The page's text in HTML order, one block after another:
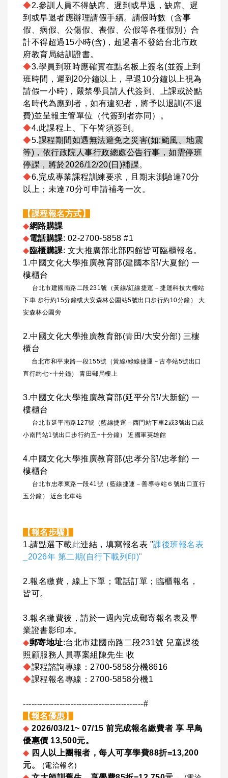
◆2.參訓人員不得缺席、遲到或早退，缺席、遲
到或早退者應辦理請假手續。請假時數（含事
假、病假、公傷假、喪假、公假等各種假別）合
計不得超過15小時(含)，超過者不發給台北市政
府教育局結訓證書。
◆3.學員到班時應確實在點名板上簽名(並簽上到
班時間，遲到20分鐘以上，早退10分鐘以上視為
請假一小時)，嚴禁學員請人代簽到、上課或於點
名時代為應到者，如有違犯者，將予以退訓(不退
費)並呈報主管單位（代簽到者亦同）。
◆4.此課程上、下午皆須簽到。
◆5.課程期間如遇無法避免之災害(如:颱風、地震
等)，依行政院人事行政總處公告行事，如需停班
停課，將於2026/12/20(日)補課。
◆6.完成專業課程訓練要求，且期末測驗達70分
以上；未達70分可申請補考一次。
【課程報名方式】
◆網路購課
◆電話購課: 02-2700-5858 #1
◆臨櫃購課: 文大推廣部北部四館皆可臨櫃報名。
1.中國文化大學推廣教育部(建國本部/大夏館) 一
樓櫃台
台北市建國南路二段231號（黃線/紅線捷運－捷運科技大樓站
下車 步行約15分鐘或大安森林公園站5號出口步行約10分鐘） 大
安森林公園旁
2.中國文化大學推廣教育部(青田/大安分部) 三樓
櫃台
台北市和平東路一段155號（黃線/綠線捷運－古亭站5號出口
直行約七~十分鐘） 青田郵局樓上
3.中國文化大學推廣教育部(延平分部/大新館) 一
樓櫃台
台北市延平南路127號（藍線捷運－西門站下車2或3號出口或
小南門站1號出口步行約五~十分鐘） 近國軍英雄館
4.中國文化大學推廣教育部(忠孝分部/忠孝館) 一
樓櫃台
台北市忠孝東路一段41號（藍線捷運－善導寺站６號出口直行
五分鐘） 近台北車站
【報名步驟】
1.請點選下載此連結，填寫報名表 "課後班報名表
_2026年 第二期(自行下載列印)"
2.報名繳費，線上下單；電話訂單；臨櫃報名，
皆可。
3.報名繳費後，請於一週內完成郵寄報名表及畢
業證書影印本。
◆郵寄地址:台北市建國南路二段231號 兒童課後
照顧服務人員專案組陳先生 收
◆課程諮詢專線：2700-5858分機8616
◆課程報名專線：2700-5858分機1
-------------------------------------------#
【報名優惠】
◆ 2026/03/21~ 07/15 前完成報名繳費者 享 早鳥
優惠價 13,500元。
◆ 四人以上團報者，每人可享學費88折=13,200
元。
(電洽報名)